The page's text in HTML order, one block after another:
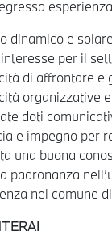
dinamico e
per il
di affrontare e
organizzative
doti
e impegno per
una buona
padronanza
nel comune